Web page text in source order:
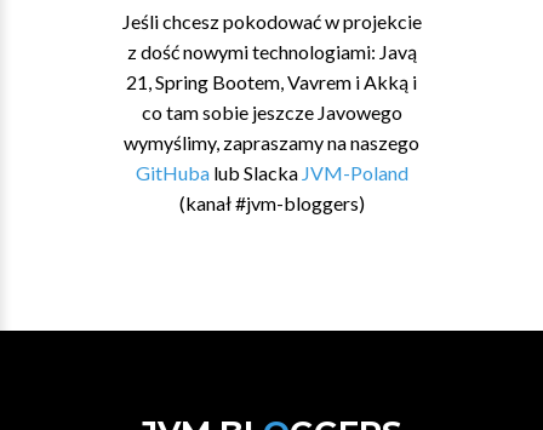
Jeśli chcesz pokodować w projekcie
z dość nowymi technologiami: Javą
21, Spring Bootem, Vavrem i Akką i
co tam sobie jeszcze Javowego
wymyślimy, zapraszamy na naszego
GitHubalub Slacka JVM-Poland
(kanał #jvm-bloggers)